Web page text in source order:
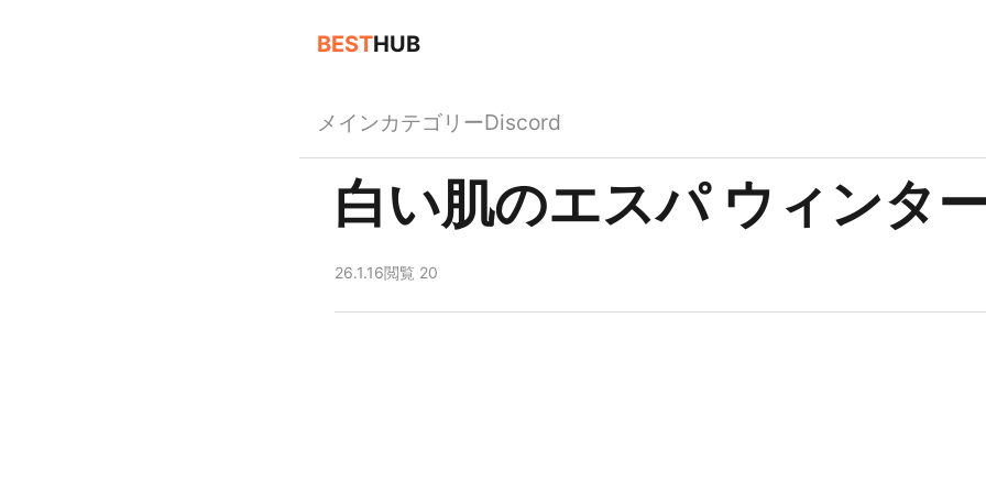
BESTHUB
メインカテゴリーDiscord
白い肌のエスパ ウィンタ
26.1.16閲覧 20